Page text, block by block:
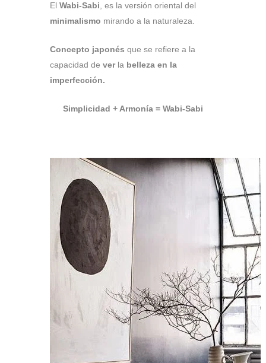
El Wabi-Sabi , es la versión oriental del
minimalismo mirando a la naturaleza.
Concepto japonés que se refiere a la
capacidad de verla belleza en la
imperfección.
Simplicidad + Armonía = Wabi-Sabi